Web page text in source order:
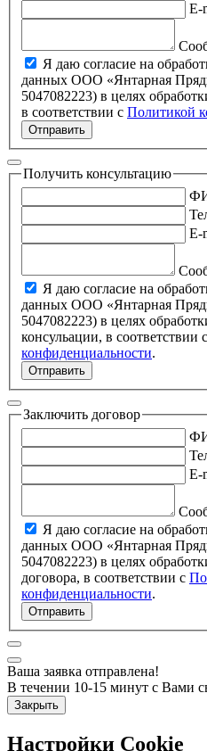
E-
Я даю согласие на
данных ООО «Янтарная
5047082223) в целях обработки запроса и обратной связи,
в соответствии с Политикой
Отправить
Получить консультацию
E-
Я даю согласие на
данных ООО «Янтарная
5047082223) в целях обработки запроса и полченя
консульации, в соответствии с
конфиденциальности.
Отправить
Заключить договор
E-
Я даю согласие на
данных ООО «Янтарная
5047082223) в целях обработки запроса и заключение
договора, в соответствии с
конфиденциальности.
Отправить
Ваша заявка отправлена!
В течении 10-15 минут с Вами
Закрыть
Настройки Cookie